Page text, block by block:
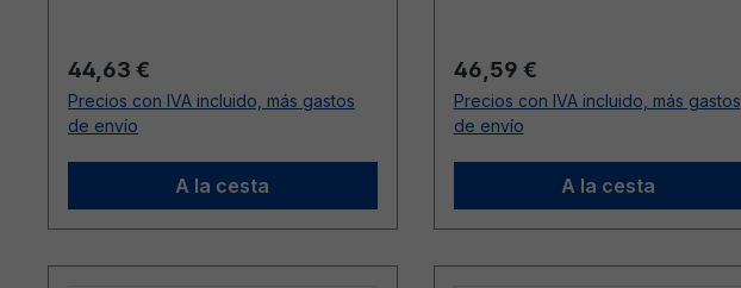
Precio normal:
44,63 €
Precios con IVA incluido, más gastos
de envío
A la cesta
Precio normal:
46,59 €
Precios con IVA incluido, más gastos
de envío
A la cesta